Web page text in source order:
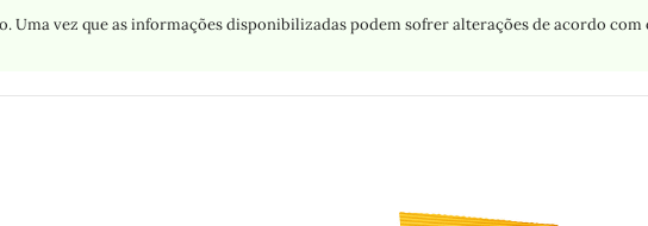
vez que as informações disponibilizadas podem sofrer alterações de acordo